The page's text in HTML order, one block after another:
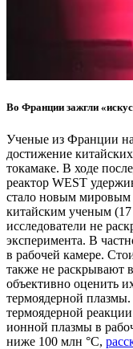
Во Франции зажгли
Ученые из Франции
достижение
токамаке. В ходе
реактор WEST
стало новым мировым
китайским ученым
исследователи не
эксперимента. В
в рабочей камере.
также не
объективно оценить
термоядерной
термоядерной
ионной плазмы в
ниже 100 млн °C,